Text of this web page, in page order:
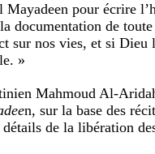
pour écrire
documentation de
sur nos vies, et si
»
Mahmoud Al-
n, sur la base des
de la libération